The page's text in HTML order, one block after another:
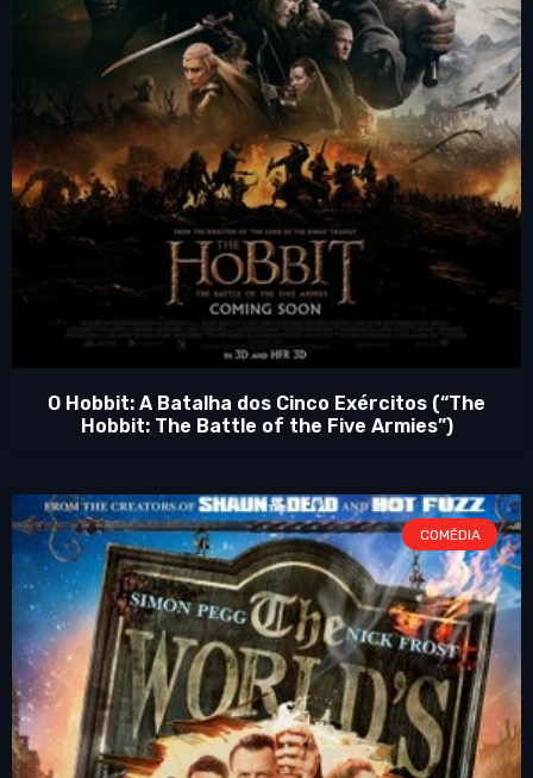
O Hobbit: A Batalha dos Cinco Exércitos (“The
Hobbit: The Battle of the Five Armies”)
COMÉDIA